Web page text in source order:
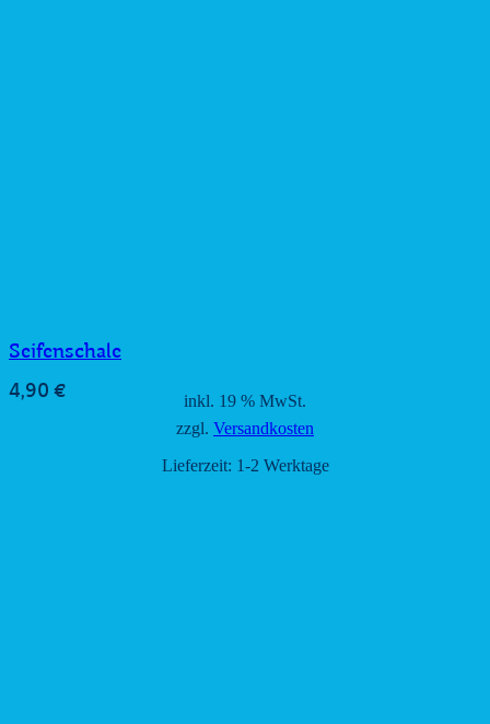
Seifenschale
4,90 €
inkl. 19 % MwSt.
zzgl. Versandkosten
Lieferzeit: 1-2 Werktage